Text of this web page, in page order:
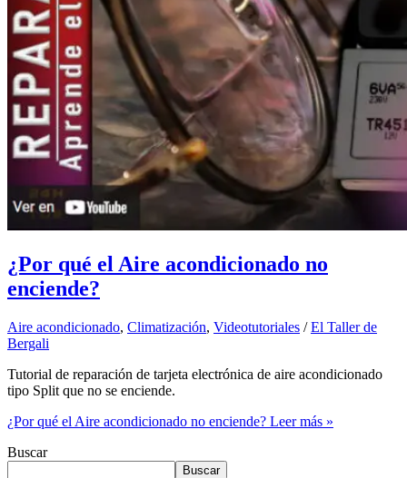
¿Por qué el Aire acondicionado no
enciende?
Aire acondicionado, Climatización, Videotutoriales /El Taller de
Bergali
Tutorial de reparación de tarjeta electrónica de aire acondicionado
tipo Split que no se enciende.
¿Por qué el Aire acondicionado no enciende? Leer más »
Buscar
Buscar